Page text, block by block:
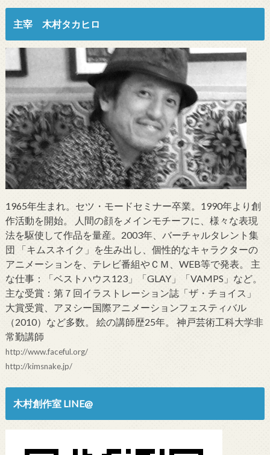
主宰 木村タカヒロ
1965年生まれ。セツ・モードセミナー卒業。1990年より創
作活動を開始。 人間の顔をメインモチーフに、様々な表現
法を駆使して作品を量産。2003年、バーチャルタレント集
団 「キムスネイク」を生み出し、個性的なキャラクターの
アニメーションを、テレビ番組やＣＭ、WEB等で発表。 主
な仕事：「ベストハウス123」「GLAY」「VAMPS」など。
主な受賞：第７回イラストレーション誌「ザ・チョイス」
大賞受賞、アヌシー国際アニメーションフェスティバル
（2010）など多数。 絵の講師歴25年。 神戸芸術工科大学非
常勤講師
http://www.faceful.org/
http://kimsnake.jp/
木村創作室 LINE@